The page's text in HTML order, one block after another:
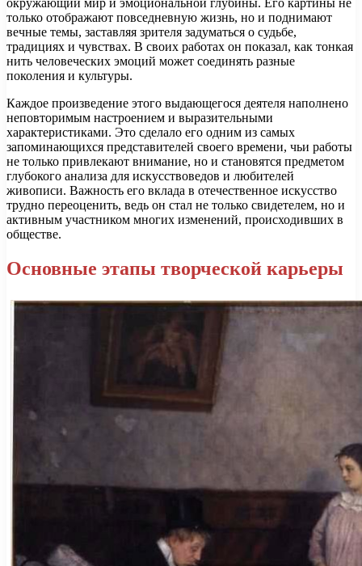
окружающий мир и эмоциональной глубины. Его картины не
только отображают повседневную жизнь, но и поднимают
вечные темы, заставляя зрителя задуматься о судьбе,
традициях и чувствах. В своих работах он показал, как тонкая
нить человеческих эмоций может соединять разные
поколения и культуры.
Каждое произведение этого выдающегося деятеля наполнено
неповторимым настроением и выразительными
характеристиками. Это сделало его одним из самых
запоминающихся представителей своего времени, чьи работы
не только привлекают внимание, но и становятся предметом
глубокого анализа для искусствоведов и любителей
живописи. Важность его вклада в отечественное искусство
трудно переоценить, ведь он стал не только свидетелем, но и
активным участником многих изменений, происходивших в
обществе.
Основные этапы творческой карьеры